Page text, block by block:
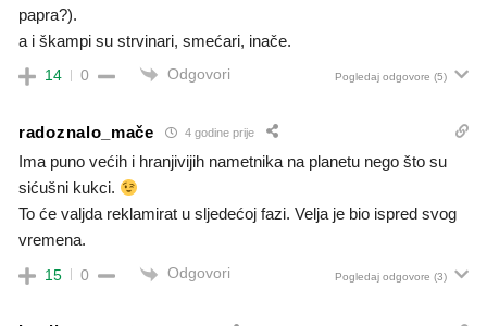
papra?).
a i škampi su strvinari, smećari, inače.
14 0 Odgovori Pogledaj odgovore (5)
radoznalo_mače 4 godine prije
Ima puno većih i hranjivijih nametnika na planetu nego što su
sićušni kukci.
To će valjda reklamirat u sljedećoj fazi. Velja je bio ispred svog
vremena.
15 0 Odgovori Pogledaj odgovore (3)